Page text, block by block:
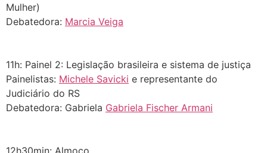
Mulher)
Debatedora: Marcia Veiga
11h: Painel 2: Legislação brasileira e sistema de justiça
Painelistas: Michele Savicki e representante do
Judiciário do RS
Debatedora: Gabriela Gabriela Fischer Armani
12h30min: Almoço